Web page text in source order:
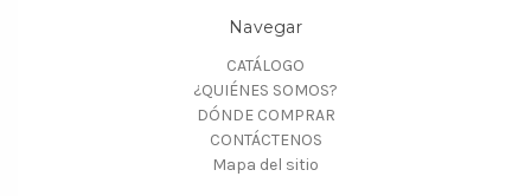
Navegar
CATÁLOGO
¿QUIÉNES SOMOS?
DÓNDE COMPRAR
CONTÁCTENOS
Mapa del sitio